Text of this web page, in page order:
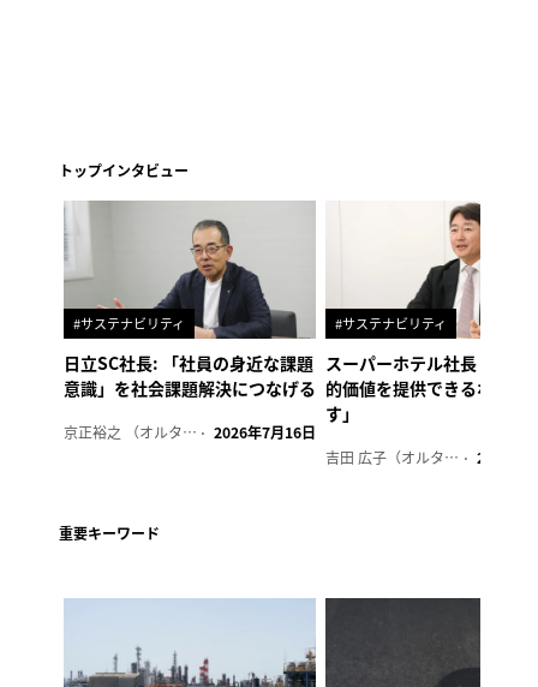
トップインタビュー
#サステナビリティ
日立SC社長: 「社員の身近な課題
意識」を社会課題解決につなげる
京正裕之 （オルタナ副編集長） 2026年7月16日
#サステナビリティ
スーパーホテル社長「地域
的価値を提供できるホテル
す」
吉田 広子（オルタナ輪番編集長） 2026年6
重要キーワード